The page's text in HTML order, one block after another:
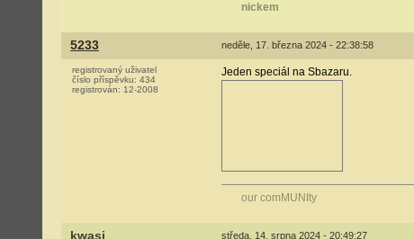
nickem
5233 neděle, 17. března 2024 - 22:38:58
registrovaný uživatel
číslo příspěvku: 434
registrován: 12-2008
Jeden speciál na Sbazaru.
our comMUNIty
kwasi středa, 14. srpna 2024 - 20:49:27